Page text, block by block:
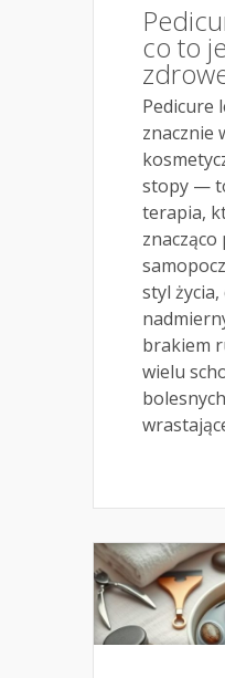
co to
Pedicure
znacznie
stopy —
terapia,
styl
brakiem
wielu